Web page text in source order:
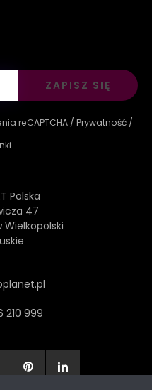
ZAPISZ SIĘ
reCAPTCHA / Prywatność /
Polska
47
210 999